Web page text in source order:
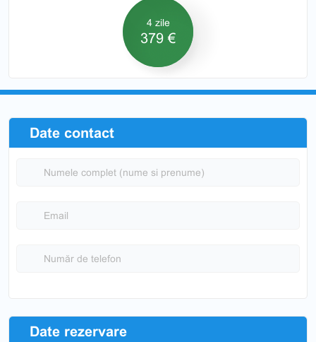
4 zile
379 €
Date contact
Numele complet (nume si prenume)
Email
Număr de telefon
Date rezervare